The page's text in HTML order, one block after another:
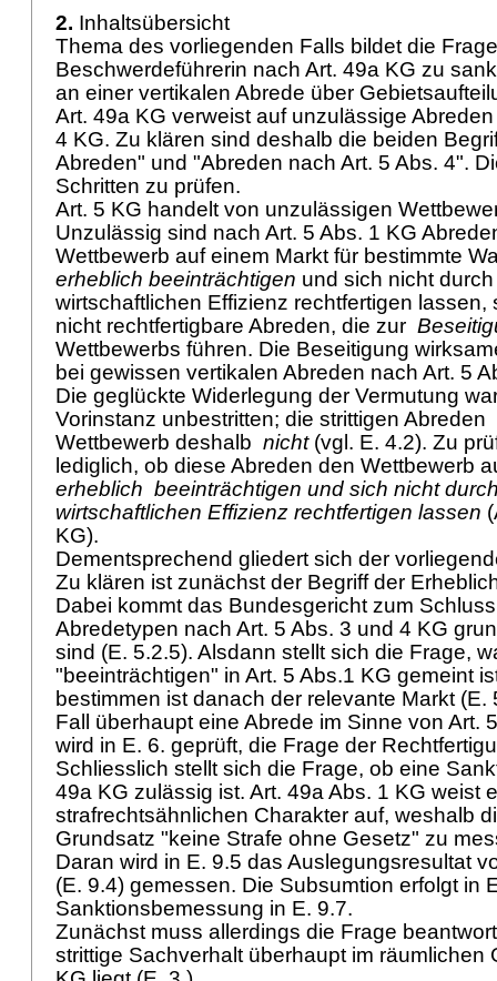
2. Inhaltsübersicht
Thema des vorliegenden Falls bildet die
Beschwerdeführerin nach Art. 49a KG zu
an einer vertikalen Abrede über
Art. 49a KG verweist auf unzulässige
4 KG. Zu klären sind deshalb die beiden
Abreden" und "Abreden nach Art. 5 Abs. 4".
Schritten zu prüfen.
Art. 5 KG handelt von unzulässigen
Unzulässig sind nach Art. 5 Abs. 1 KG
Wettbewerb auf einem Markt für bestimmte
erheblich beeinträchtigen und sich nicht
wirtschaftlichen Effizienz rechtfertigen lassen,
nicht rechtfertigbare Abreden, die zur
Wettbewerbs führen. Die Beseitigung
bei gewissen vertikalen Abreden nach Art. 5
Die geglückte Widerlegung der Vermutung
Vorinstanz unbestritten; die strittigen Abreden
Wettbewerb deshalb nicht(vgl. E. 4.2). Zu
lediglich, ob diese Abreden den Wettbewerb
erheblich beeinträchtigen und sich nicht
wirtschaftlichen Effizienz rechtfertigen lassen
KG).
Dementsprechend gliedert sich der
Zu klären ist zunächst der Begriff der
Dabei kommt das Bundesgericht zum
Abredetypen nach Art. 5 Abs. 3 und 4 KG
sind (E. 5.2.5). Alsdann stellt sich die Frage,
"beeinträchtigen" in Art. 5 Abs.1 KG gemeint
bestimmen ist danach der relevante Markt (E.
Fall überhaupt eine Abrede im Sinne von Art.
wird in E. 6. geprüft, die Frage der
Schliesslich stellt sich die Frage, ob eine
49a KG zulässig ist. Art. 49a Abs. 1 KG weist
strafrechtsähnlichen Charakter auf, weshalb
Grundsatz "keine Strafe ohne Gesetz" zu
Daran wird in E. 9.5 das Auslegungsresultat
(E. 9.4) gemessen. Die Subsumtion erfolgt in
Sanktionsbemessung in E. 9.7.
Zunächst muss allerdings die Frage
strittige Sachverhalt überhaupt im räumlichen